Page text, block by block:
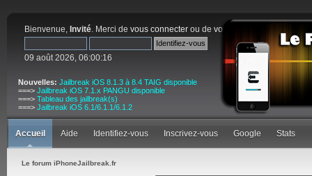
Bienvenue, Invité. Merci de vous connecter ou de vous inscrire
09 août 2026, 06:00:16
Nouvelles: Jailbreak iOS 8.1.3 à 8.4 TAIG disponible
===> Jailbreak iOS 7.1.x PANGU disponible
===> Tableau des jailbreak(s)
===> Jailbreak iOS 6.1/6.1.1/6.1.2
Accueil Aide Identifiez-vous Inscrivez-vous Google Stats
Le forum iPhoneJailbreak.fr